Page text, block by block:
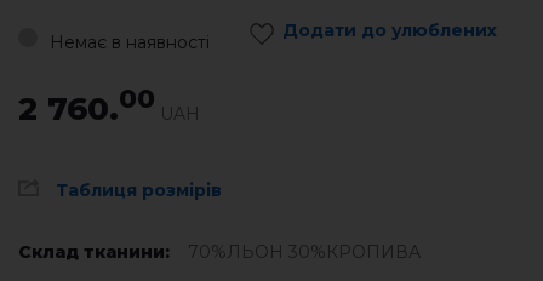
Немає в наявності
Додати до улюблених
2 760.00 UAH
Таблиця розмірів
Склад тканини:
70%ЛЬОН 30%КРОПИВА